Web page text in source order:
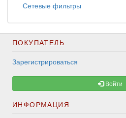
Сетевые фильтры
ПОКУПАТЕЛЬ
Зарегистрироваться
Войти
ИНФОРМАЦИЯ